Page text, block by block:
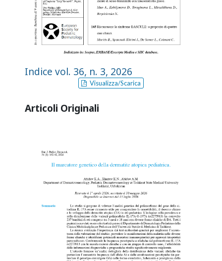
Indice vol. 36, n. 3, 2026
Visualizza/Scarica
Articoli Originali